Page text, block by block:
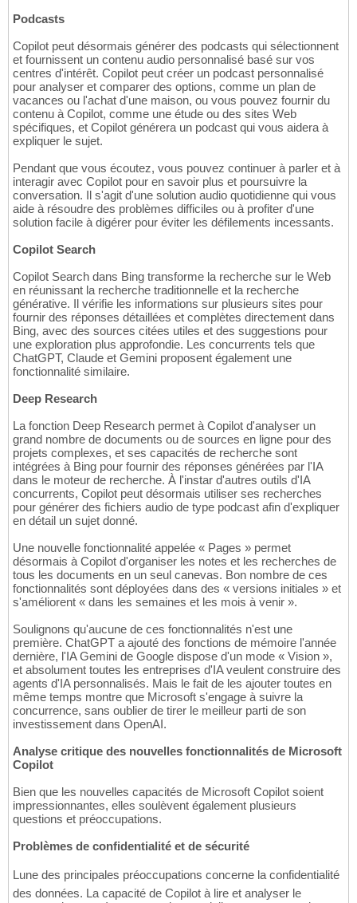
Podcasts
Copilot peut désormais générer des podcasts qui sélectionnent
et fournissent un contenu audio personnalisé basé sur vos
centres d'intérêt. Copilot peut créer un podcast personnalisé
pour analyser et comparer des options, comme un plan de
vacances ou l'achat d'une maison, ou vous pouvez fournir du
contenu à Copilot, comme une étude ou des sites Web
spécifiques, et Copilot générera un podcast qui vous aidera à
expliquer le sujet.
Pendant que vous écoutez, vous pouvez continuer à parler et à
interagir avec Copilot pour en savoir plus et poursuivre la
conversation. Il s'agit d'une solution audio quotidienne qui vous
aide à résoudre des problèmes difficiles ou à profiter d'une
solution facile à digérer pour éviter les défilements incessants.
Copilot Search
Copilot Search dans Bing transforme la recherche sur le Web
en réunissant la recherche traditionnelle et la recherche
générative. Il vérifie les informations sur plusieurs sites pour
fournir des réponses détaillées et complètes directement dans
Bing, avec des sources citées utiles et des suggestions pour
une exploration plus approfondie. Les concurrents tels que
ChatGPT, Claude et Gemini proposent également une
fonctionnalité similaire.
Deep Research
La fonction Deep Research permet à Copilot d'analyser un
grand nombre de documents ou de sources en ligne pour des
projets complexes, et ses capacités de recherche sont
intégrées à Bing pour fournir des réponses générées par l'IA
dans le moteur de recherche. À l'instar d'autres outils d'IA
concurrents, Copilot peut désormais utiliser ses recherches
pour générer des fichiers audio de type podcast afin d'expliquer
en détail un sujet donné.
Une nouvelle fonctionnalité appelée « Pages » permet
désormais à Copilot d'organiser les notes et les recherches de
tous les documents en un seul canevas. Bon nombre de ces
fonctionnalités sont déployées dans des « versions initiales » et
s'améliorent « dans les semaines et les mois à venir ».
Soulignons qu'aucune de ces fonctionnalités n'est une
première. ChatGPT a ajouté des fonctions de mémoire l'année
dernière, l'IA Gemini de Google dispose d'un mode « Vision »,
et absolument toutes les entreprises d'IA veulent construire des
agents d'IA personnalisés. Mais le fait de les ajouter toutes en
même temps montre que Microsoft s'engage à suivre la
concurrence, sans oublier de tirer le meilleur parti de son
investissement dans OpenAI.
Analyse critique des nouvelles fonctionnalités de Microsoft
Copilot
Bien que les nouvelles capacités de Microsoft Copilot soient
impressionnantes, elles soulèvent également plusieurs
questions et préoccupations.
Problèmes de confidentialité et de sécurité
Lune des principales préoccupations concerne la confidentialité
des données. La capacité de Copilot à lire et analyser le